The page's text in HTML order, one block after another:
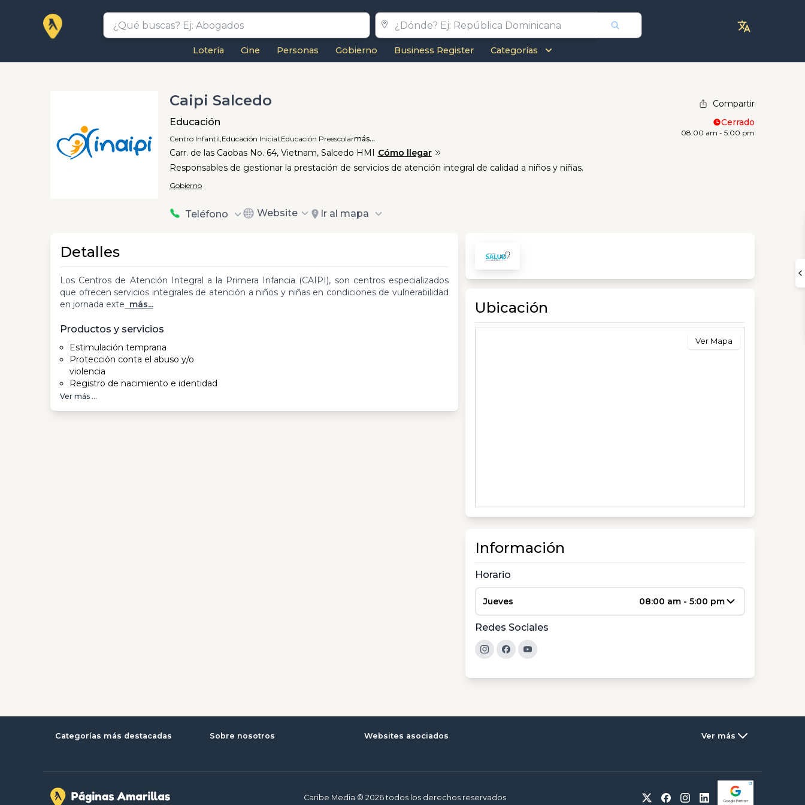
Lotería Cine Personas Gobierno Business Register Categorías
Caipi Salcedo
Educación
Centro Infantil,Educación Inicial,Educación Preescolarmás...
Carr. de las Caobas No. 64, Vietnam, Salcedo HMI Cómo llegar
Responsables de gestionar la prestación de servicios de atención integral de calidad a niños y niñas.
Gobierno
Teléfono Website Ir al mapa
Compartir
Cerrado
08:00 am - 5:00 pm
Detalles
Los Centros de Atención Integral a la Primera Infancia (CAIPI), son centros especializados
que ofrecen servicios integrales de atención a niños y niñas en condiciones de vulnerabilidad
en jornada exte más...
Productos y servicios
Estimulación temprana
Protección conta el abuso y/o
violencia
Registro de nacimiento e identidad
Ver más ...
Ubicación
Ver Mapa
Información
Horario
Jueves 08:00 am - 5:00 pm
Redes Sociales
Categorías más destacadas Sobre nosotros Websites asociados Ver más
Caribe Media © 2026 todos los derechos reservados